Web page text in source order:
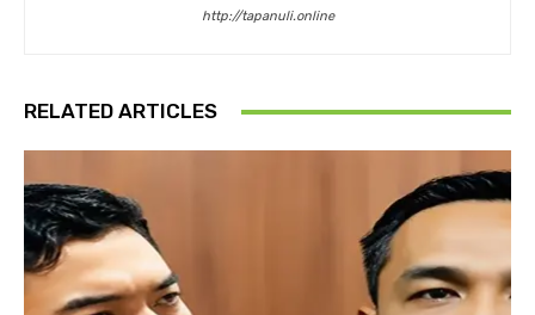
http://tapanuli.online
RELATED ARTICLES